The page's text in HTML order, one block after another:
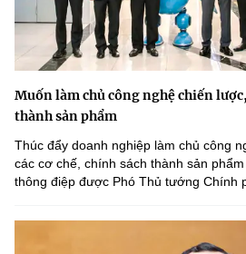
Muốn làm chủ công nghệ chiến
thành sản phẩm
Thúc đẩy doanh nghiệp làm chủ công
các cơ chế, chính sách thành sản
thông điệp được Phó Thủ tướng Chính